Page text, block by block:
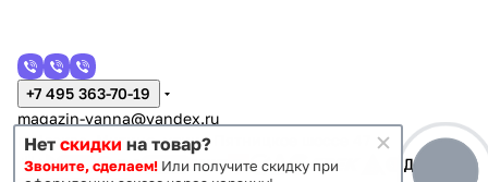
+7 495 363-70-19
magazin-vanna@yandex.ru
г. Москва, Митино, улица Пятницкое шоссе 47
Нет скидки на товар?
Звоните, сделаем! Или получите скидку при